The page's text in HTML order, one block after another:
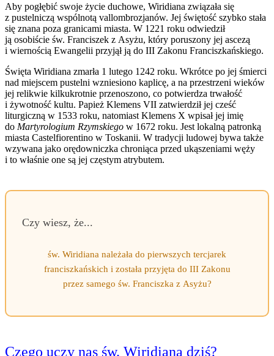
Aby pogłębić swoje życie duchowe, Wiridiana związała się
z pustelniczą wspólnotą vallombrozjanów. Jej świętość szybko stała
się znana poza granicami miasta. W 1221 roku odwiedził
ją osobiście św. Franciszek z Asyżu, który poruszony jej ascezą
i wiernością Ewangelii przyjął ją do III Zakonu Franciszkańskiego.
Święta Wiridiana zmarła 1 lutego 1242 roku. Wkrótce po jej śmierci
nad miejscem pustelni wzniesiono kaplicę, a na przestrzeni wieków
jej relikwie kilkukrotnie przenoszono, co potwierdza trwałość
i żywotność kultu. Papież Klemens VII zatwierdził jej cześć
liturgiczną w 1533 roku, natomiast Klemens X wpisał jej imię
do Martyrologium Rzymskiego w 1672 roku. Jest lokalną patronką
miasta Castelfiorentino w Toskanii. W tradycji ludowej bywa także
wzywana jako orędowniczka chroniąca przed ukąszeniami węży
i to właśnie one są jej częstym atrybutem.
Czy wiesz, że...
św. Wiridiana należała do pierwszych tercjarek
franciszkańskich i została przyjęta do III Zakonu
przez samego św. Franciszka z Asyżu?
Czego uczy nas św. Wiridiana dziś?